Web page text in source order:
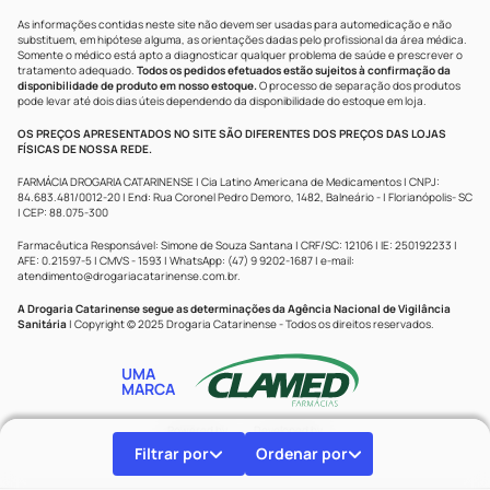
Filtrar por Ordenar por
As informações contidas neste site não devem ser usadas para automedicação e não
substituem, em hipótese alguma, as orientações dadas pelo profissional da área médica.
Somente o médico está apto a diagnosticar qualquer problema de saúde e prescrever o
tratamento adequado. Todos os pedidos efetuados estão sujeitos à confirmação da
disponibilidade de produto em nosso estoque.O processo de separação dos produtos
pode levar até dois dias úteis dependendo da disponibilidade do estoque em loja.
OS PREÇOS APRESENTADOS NO SITE SÃO DIFERENTES DOS PREÇOS DAS LOJAS
FÍSICAS DE NOSSA REDE.
FARMÁCIA DROGARIA CATARINENSE | Cia Latino Americana de Medicamentos | CNPJ:
84.683.481/0012-20 | End: Rua Coronel Pedro Demoro, 1482, Balneário - | Florianópolis- SC
| CEP: 88.075-300
Farmacêutica Responsável: Simone de Souza Santana | CRF/SC: 12106 | IE: 250192233 |
AFE: 0.21597-5 | CMVS - 1593 | WhatsApp: (47) 9 9202-1687 | e-mail:
atendimento@drogariacatarinense.com.br.
A Drogaria Catarinense segue as determinações da Agência Nacional de Vigilância
Sanitária | Copyright © 2025 Drogaria Catarinense - Todos os direitos reservados.
UMA
MARCA
Powered by Developed by